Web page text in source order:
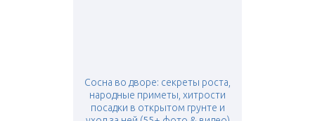
Сосна во дворе: секреты роста,
народные приметы, хитрости
посадки в открытом грунте и